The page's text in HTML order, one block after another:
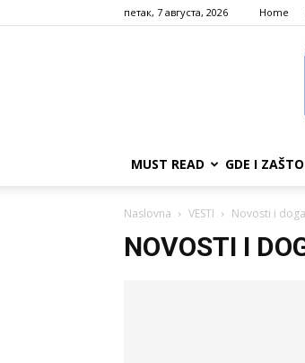
петак, 7 августа, 2026 Home
MUST READ GDE I ZAŠTO
Naslovna VESTI Novosti i
NOVOSTI I